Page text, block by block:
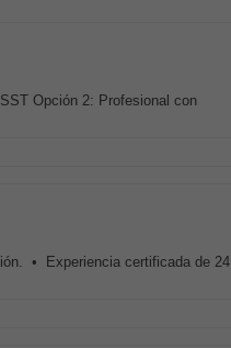
Opción 2: Profesional con
• Experiencia certificada de 24